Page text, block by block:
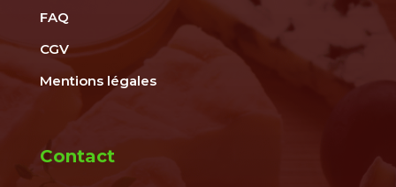
FAQ
CGV
Mentions légales
Contact